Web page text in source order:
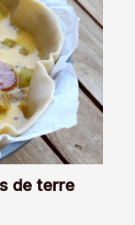
de terre